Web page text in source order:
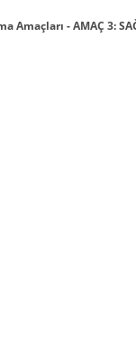
- AMAÇ 3: